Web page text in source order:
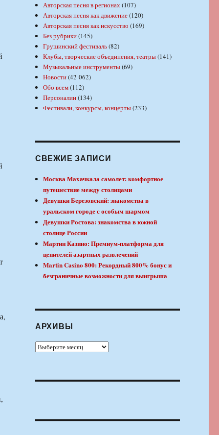
Авторская песня в регионах(107)
Авторская песня как движение(120)
Авторская песня как искусство (169)
Без рубрики(145)
Грушинский фестиваль(82)
Клубы, творческие объединения, театры(141)
Музыкальные инструменты(69)
Новости(42 062)
Обо всем(112)
Персоналии(134)
Фестивали, конкурсы, концерты(233)
СВЕЖИЕ ЗАПИСИ
Москва Махачкала самолет: комфортное
путешествие между столицами
Девушки Березовский: знакомства в
уральском городе с особым шармом
Девушки Ростова: знакомства в южной
столице России
Мартин Казино: Премиум-платформа для
ценителей азартных развлечений
Martin Casino 800: Рекордный 800% бонус и
безграничные возможности для выигрыша
АРХИВЫ
Архивы